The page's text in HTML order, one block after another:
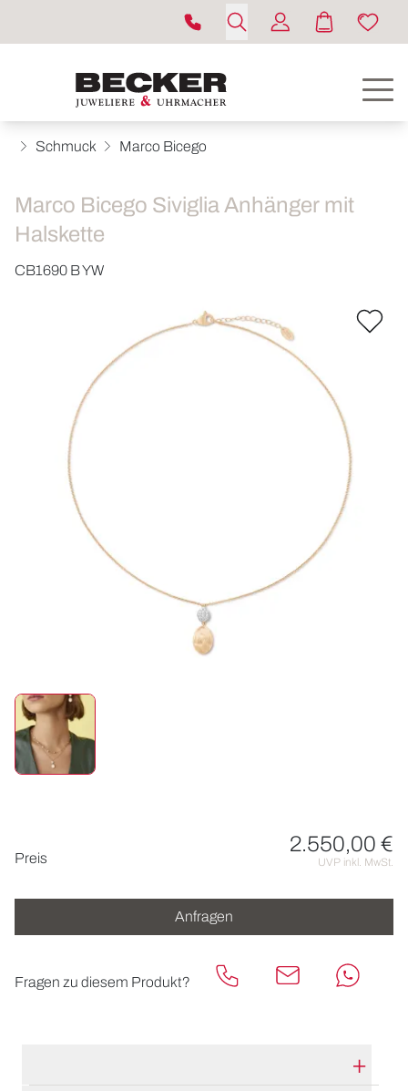
ACCESSOIRES
ÜBER UNS
Schmuck Marco Bicego
Marco Bicego Siviglia Anhänger mit
Halskette
CB1690 B YW
Preis
2.550,00 €
UVP inkl. MwSt.
Anfragen
Fragen zu diesem Produkt?